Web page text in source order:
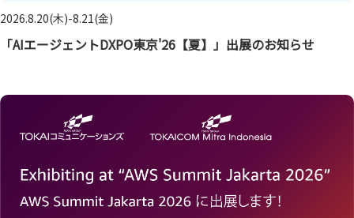
2026.8.20(木)-8.21(金)
「AIエージェントDXPO東京'26【夏】」出展のお知らせ